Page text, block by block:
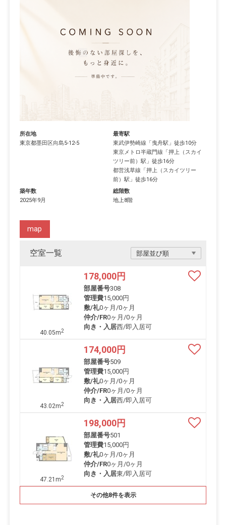
所在地
東京都墨田区向島5-12-5
最寄駅
東武伊勢崎線 「曳舟駅 」徒歩10分
東京メトロ半蔵門線 「押上（スカイ
ツリー前）駅 」徒歩16分
都営浅草線 「押上（スカイツリー
前）駅 」徒歩16分
築年数
2025年9月
総階数
地上8階
空室一覧
map
40.05m2
178,000円
部屋番号308
管理費15,000円
敷/礼0ヶ月 /0ヶ月
仲介/FR0ヶ月 /0ヶ月
向き・入居西/即入居可
43.02m2
174,000円
部屋番号509
管理費15,000円
敷/礼0ヶ月 /0ヶ月
仲介/FR0ヶ月 /0ヶ月
向き・入居西/即入居可
47.21m2
198,000円
部屋番号501
管理費15,000円
敷/礼0ヶ月 /0ヶ月
仲介/FR0ヶ月 /0ヶ月
向き・入居東/即入居可
その他8件を表示